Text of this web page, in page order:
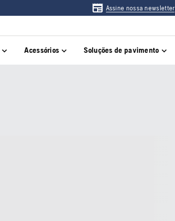
Assine nossa newsletter
Acessórios Soluções de pavimento